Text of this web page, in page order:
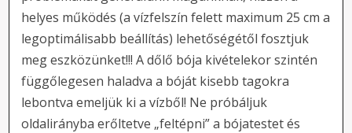
helyes működés (a vízfelszín felett maximum 25 cm a
legoptimálisabb beállítás) lehetőségétől fosztjuk
meg eszközünket!!! A dőlő bója kivételekor szintén
függőlegesen haladva a bóját kisebb tagokra
lebontva emeljük ki a vízből! Ne próbáljuk
oldalirányba erőltetve „feltépni” a bójatestet és